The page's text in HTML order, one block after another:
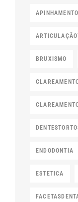
BRUXISMO
ENDODONTIA
ESTETICA